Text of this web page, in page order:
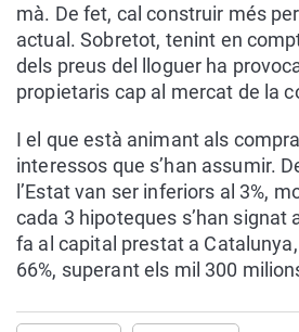
mà. De fet, cal construir més
actual. Sobretot, tenint en
dels preus del lloguer ha
propietaris cap al mercat de la
I el que està animant als
interessos que s’han assumir.
l’Estat van ser inferiors al 3%,
cada 3 hipoteques s’han signat
fa al capital prestat a
66%, superant els mil 300